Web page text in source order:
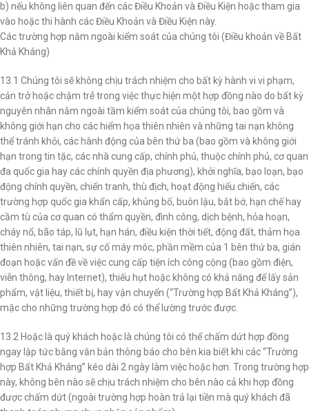
b) nếu không liên quan đến các Điều Khoản và Điều Kiện hoặc tham gia
vào hoặc thi hành các Điều Khoản và Điều Kiện này.
Các trường hợp nằm ngoài kiểm soát của chúng tôi (Điều khoản về Bất
Khả Kháng)
13.1 Chúng tôi sẽ không chịu trách nhiệm cho bất kỳ hành vi vi phạm,
cản trở hoặc chậm trễ trong việc thực hiện một hợp đồng nào do bất kỳ
nguyên nhân nằm ngoài tầm kiểm soát của chúng tôi, bao gồm và
không giới hạn cho các hiểm họa thiên nhiên và những tai nạn không
thể tránh khỏi, các hành động của bên thứ ba (bao gồm và không giới
hạn trong tin tặc, các nhà cung cấp, chính phủ, thuộc chính phủ, cơ quan
đa quốc gia hay các chính quyền địa phương), khởi nghĩa, bạo loạn, bạo
động chính quyền, chiến tranh, thù địch, hoạt động hiếu chiến, các
trường hợp quốc gia khẩn cấp, khủng bố, buôn lậu, bắt bớ, hạn chế hay
cầm tù của cơ quan có thẩm quyền, đình công, dịch bệnh, hỏa hoạn,
cháy nổ, bão táp, lũ lụt, hạn hán, điều kiện thời tiết, động đất, thảm họa
thiên nhiên, tai nạn, sự cố máy móc, phần mềm của 1 bên thứ ba, gián
đoạn hoặc vấn đề về việc cung cấp tiện ích công cộng (bao gồm điện,
viễn thông, hay Internet), thiếu hụt hoặc không có khả năng để lấy sản
phẩm, vật liệu, thiết bị, hay vận chuyển (“Trường hợp Bất Khả Kháng”),
mặc cho những trường hợp đó có thể lường trước được.
13.2 Hoặc là quý khách hoặc là chúng tôi có thể chấm dứt hợp đồng
ngay lập tức bằng văn bản thông báo cho bên kia biết khi các “Trường
hợp Bất Khả Kháng” kéo dài 2 ngày làm việc hoặc hơn. Trong trường hợp
này, không bên nào sẽ chịu trách nhiệm cho bên nào cả khi hợp đồng
được chấm dứt (ngoài trường hợp hoàn trả lại tiền mà quý khách đã